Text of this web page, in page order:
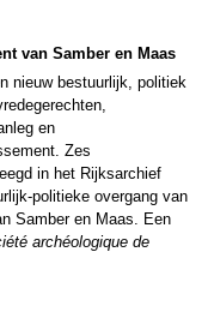
van Samber en Maas
nieuw bestuurlijk, politiek
en
Zes
in het Rijksarchief
politieke overgang van
Samber en Maas. Een
archéologique de